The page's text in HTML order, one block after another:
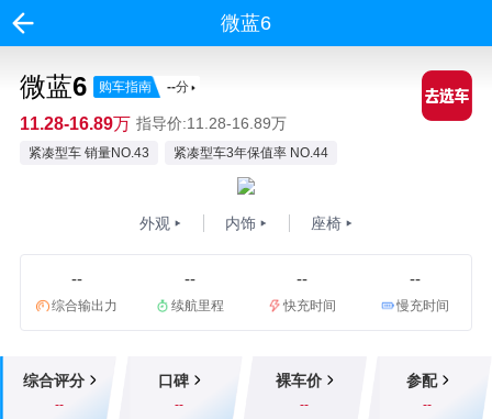
微蓝6
微蓝6 购车指南 --分
11.28-16.89万 指导价:11.28-16.89万
紧凑型车 销量NO.43 紧凑型车3年保值率 NO.44
外观 内饰 座椅
--
综合输出力
--
续航里程
--
快充时间
--
慢充时间
综合评分
--
口碑
--
裸车价
--
参配
--